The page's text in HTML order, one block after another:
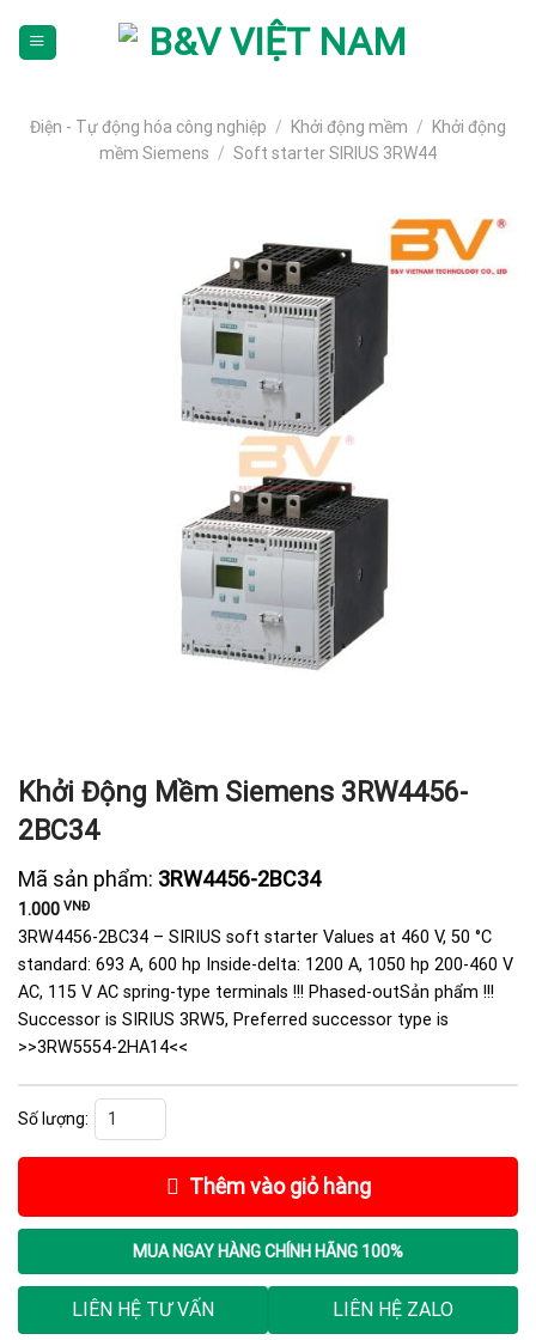
dịch)Điện - Tự động hóa công nghiệp / Khởi động mềm /
Khởi động
mềm Siemens / Soft starter SIRIUS 3RW44
Khởi Động Mềm Siemens 3RW4456-
2BC34
Mã sản phẩm: 3RW4456-2BC34
1.000 VNĐ
3RW4456-2BC34 – SIRIUS soft starter Values at 460 V, 50 °C
standard: 693 A, 600 hp Inside-delta: 1200 A, 1050 hp 200-460 V
AC, 115 V AC spring-type terminals !!! Phased-outSản phẩm !!!
Successor is SIRIUS 3RW5, Preferred successor type is
>>3RW5554-2HA14<<
Khởi Động Mềm Siemens 3RW4456-2BC34 số lượng
Thêm vào giỏ hàng
MUA NGAY HÀNG CHÍNH HÃNG 100%
LIÊN HỆ TƯ VẤN LIÊN HỆ ZALO